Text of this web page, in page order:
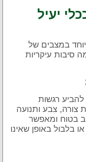
יעיל
במצבים של
סיבות עיקריות
רגשות
צבע ותנועה
בטוח ומאפשר
בלבול באופן שאינו